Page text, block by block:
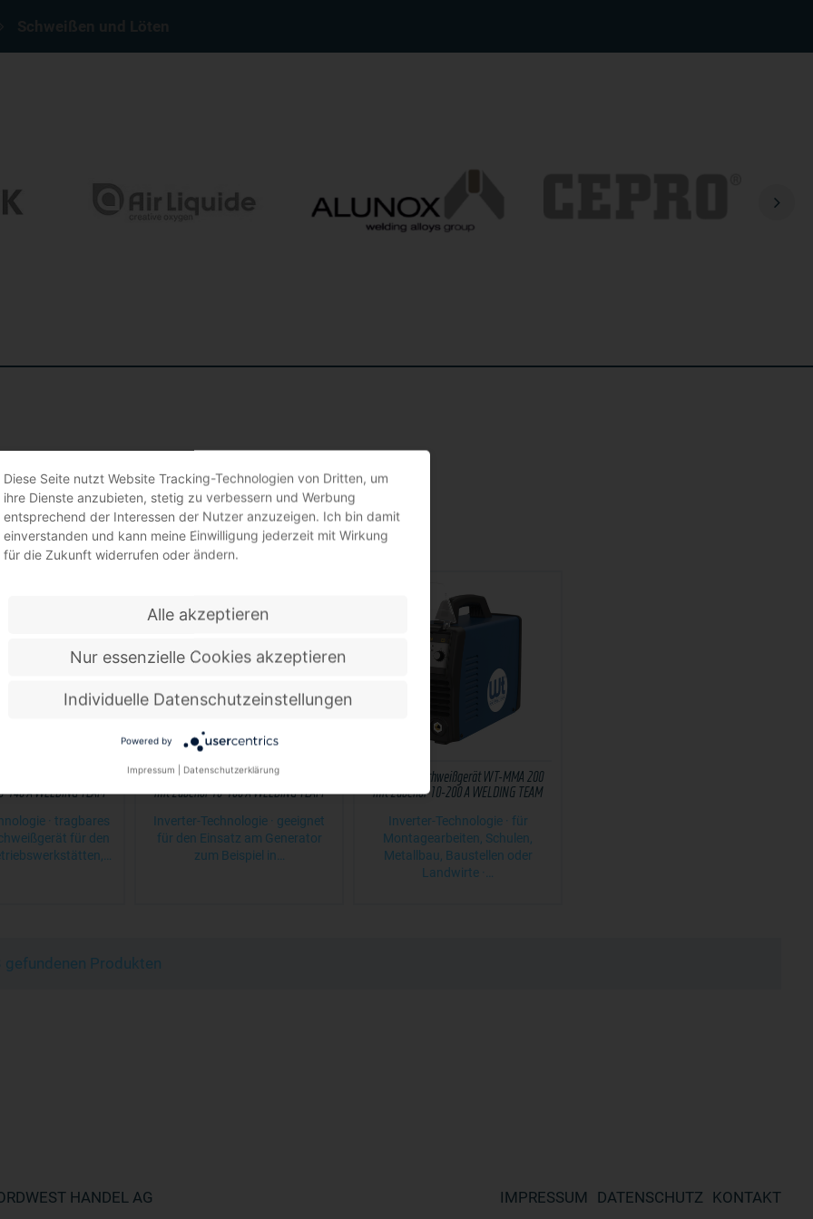
WT-MMA 140
A WELDING TEAM
· tragbares
für den
Elektrodenschweißgerät WT-MMA 160
mit Zubehör 10-160 A WELDING TEAM
Inverter-Technologie · geeignet
für den Einsatz am Generator
zum Beispiel in…
Elektrodenschweißgerät WT-MMA 200
mit Zubehör 10-200 A WELDING TEAM
Inverter-Technologie · für
Montagearbeiten, Schulen,
Metallbau, Baustellen oder
Landwirte ·…
gefundenen Produkten
IMPRESSUM DATENSCHUTZ KONTAKT
HANDEL AG
Diese Seite nutzt Website Tracking-Technologien von Dritten, um
ihre Dienste anzubieten, stetig zu verbessern und Werbung
entsprechend der Interessen der Nutzer anzuzeigen. Ich bin damit
einverstanden und kann meine Einwilligung jederzeit mit Wirkung
für die Zukunft widerrufen oder ändern.
Alle akzeptieren
Nur essenzielle Cookies akzeptieren
Individuelle Datenschutzeinstellungen
Powered by
Impressum Datenschutzerklärung